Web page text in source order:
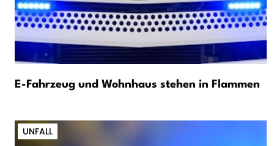
E-Fahrzeug und Wohnhaus stehen in Flammen
UNFALL